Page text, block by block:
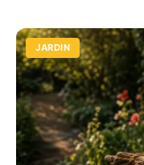
JARDIN